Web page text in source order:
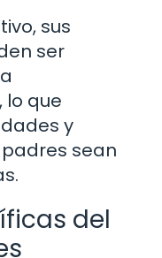
sus
ser
lo que
y
sean
del